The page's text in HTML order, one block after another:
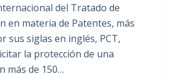
del Tratado de
en materia de Patentes, más
sus siglas en inglés, PCT,
la protección de una
más de 150…